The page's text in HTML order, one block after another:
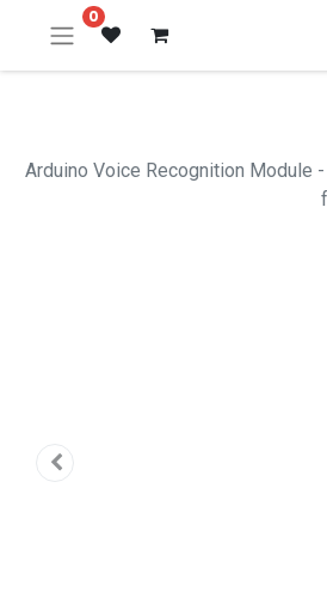
0
Arduino Voice Recognition Module